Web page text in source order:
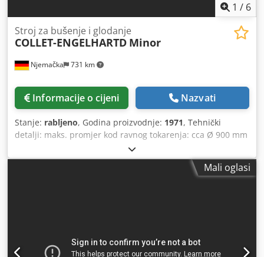
1 / 6
Njemačka 731 km
Stroj za bušenje i glodanje
COLLET-ENGELHARTD Minor
Informacije o cijeni Nazvati
Stanje: rabljeno, Godina proizvodnje: 1971, Tehnički
detalji: maks. promjer kod ravnog tokarenja: cca Ø 900 mm
Brzina vrtnje: vreteno: 12,5 - 000 / 24 stupnjeva o/min
Brzina vrtnje: planska ploča: 8 - 190 / 12 stupnjeva o/min
Stupnjevi posmaka: planska ploča: 0,03 - 3 / stupanj Brzi
11,0 kW Težina stroja cca: 7800 kg Dimenzije stroja (D x Š x
Mali oglasi